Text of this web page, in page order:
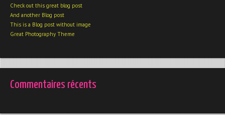
Check out this great blog post
And another Blog post
This is a Blog post without image
Great Photography Theme
Commentaires récents